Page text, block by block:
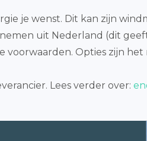
je wenst. Dit kan zijn
uit Nederland (dit
voorwaarden. Opties zijn
Lees verder over: